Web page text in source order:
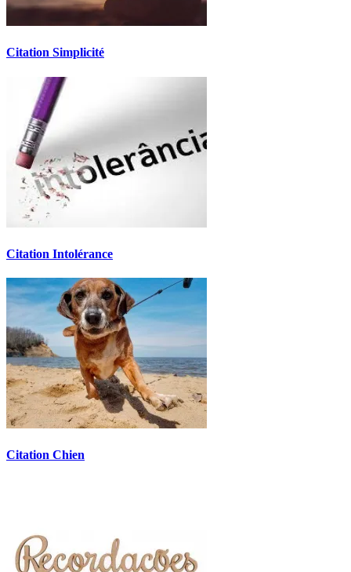
Citation Simplicité
Citation Intolérance
Citation Chien